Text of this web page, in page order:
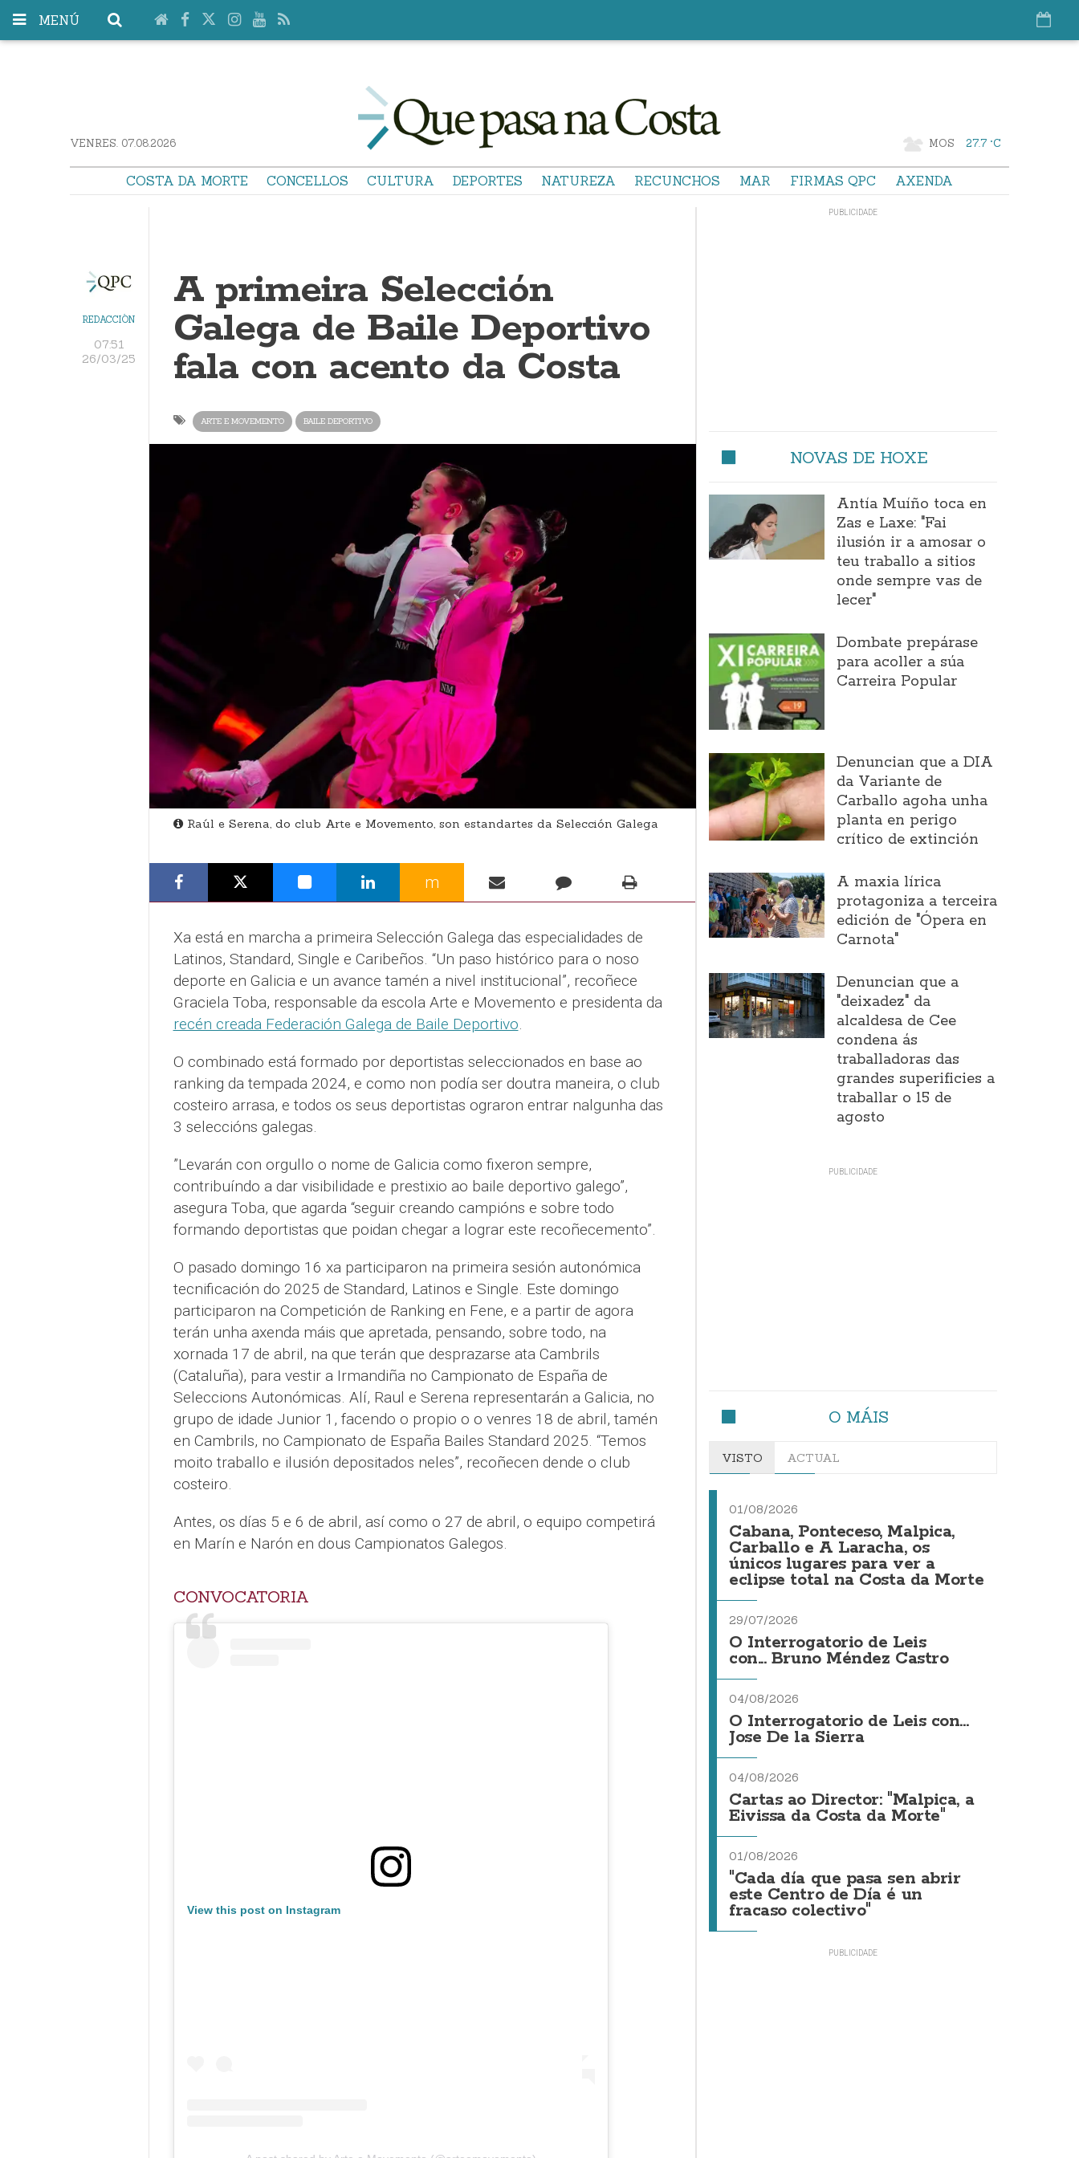
MENÚ
VENRES. 07.08.2026 MOS 27.7 °C
COSTA DA MORTE CONCELLOS CULTURA DEPORTES NATUREZA RECUNCHOS MAR FIRMAS QPC AXENDA
REDACCIÓN
07:51
26/03/25
A primeira Selección
Galega de Baile Deportivo
fala con acento da Costa
ARTE E MOVEMENTO BAILE DEPORTIVO
Raúl e Serena, do club Arte e Movemento, son estandartes da Selección Galega
m
Xa está en marcha a primeira Selección Galega das especialidades de
Latinos, Standard, Single e Caribeños. “Un paso histórico para o noso
deporte en Galicia e un avance tamén a nivel institucional”, recoñece
Graciela Toba, responsable da escola Arte e Movemento e presidenta da
recén creada Federación Galega de Baile Deportivo.
O combinado está formado por deportistas seleccionados en base ao
ranking da tempada 2024, e como non podía ser doutra maneira, o club
costeiro arrasa, e todos os seus deportistas ograron entrar nalgunha das
3 seleccións galegas.
”Levarán con orgullo o nome de Galicia como fixeron sempre,
contribuíndo a dar visibilidade e prestixio ao baile deportivo galego”,
asegura Toba, que agarda “seguir creando campións e sobre todo
formando deportistas que poidan chegar a lograr este recoñecemento”.
O pasado domingo 16 xa participaron na primeira sesión autonómica
tecnificación do 2025 de Standard, Latinos e Single. Este domingo
participaron na Competición de Ranking en Fene, e a partir de agora
terán unha axenda máis que apretada, pensando, sobre todo, na
xornada 17 de abril, na que terán que desprazarse ata Cambrils
(Cataluña), para vestir a Irmandiña no Campionato de España de
Seleccions Autonómicas. Alí, Raul e Serena representarán a Galicia, no
grupo de idade Junior 1, facendo o propio o o venres 18 de abril, tamén
en Cambrils, no Campionato de España Bailes Standard 2025. “Temos
moito traballo e ilusión depositados neles”, recoñecen dende o club
costeiro.
Antes, os días 5 e 6 de abril, así como o 27 de abril, o equipo competirá
en Marín e Narón en dous Campionatos Galegos.
CONVOCATORIA
View this post on Instagram
NOVAS DE HOXE
Antía Muíño toca en
Zas e Laxe: "Fai
ilusión ir a amosar o
teu traballo a sitios
onde sempre vas de
lecer"
Dombate prepárase
para acoller a súa
Carreira Popular
Denuncian que a DIA
da Variante de
Carballo agoha unha
planta en perigo
crítico de extinción
A maxia lírica
protagoniza a terceira
edición de "Ópera en
Carnota"
Denuncian que a
"deixadez" da
alcaldesa de Cee
condena ás
traballadoras das
grandes superificies a
traballar o 15 de
agosto
O MÁIS
VISTO ACTUAL
01/08/2026
Cabana, Ponteceso, Malpica,
Carballo e A Laracha, os
únicos lugares para ver a
eclipse total na Costa da Morte
29/07/2026
O Interrogatorio de Leis
con... Bruno Méndez Castro
04/08/2026
O Interrogatorio de Leis con...
Jose De la Sierra
04/08/2026
Cartas ao Director: "Malpica, a
Eivissa da Costa da Morte"
01/08/2026
"Cada día que pasa sen abrir
este Centro de Día é un
fracaso colectivo"